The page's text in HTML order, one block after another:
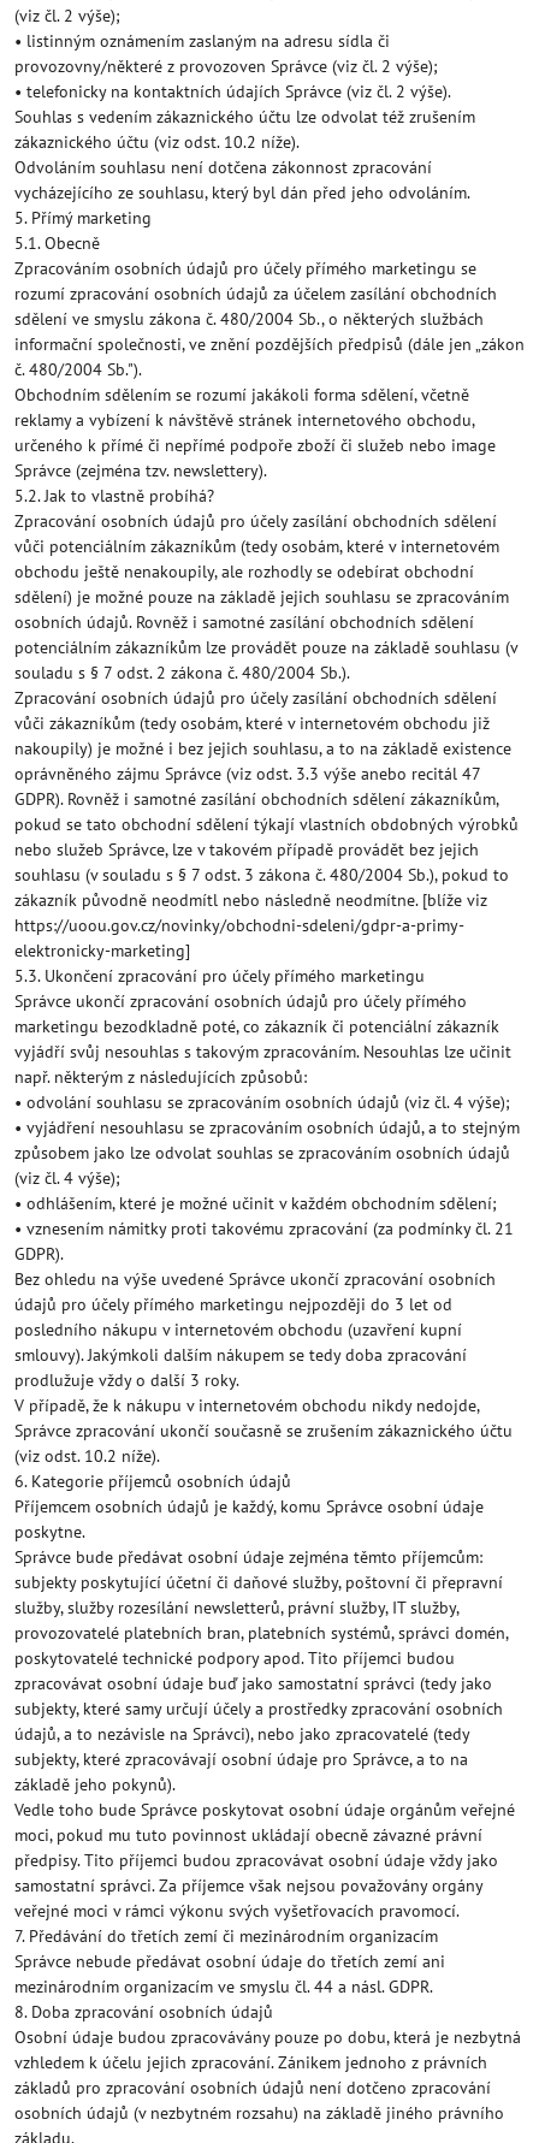
(viz čl. 2 výše);
• listinným oznámením zaslaným na adresu sídla či
provozovny/některé z provozoven Správce (viz čl. 2 výše);
• telefonicky na kontaktních údajích Správce (viz čl. 2 výše).
Souhlas s vedením zákaznického účtu lze odvolat též zrušením
zákaznického účtu (viz odst. 10.2 níže).
Odvoláním souhlasu není dotčena zákonnost zpracování
vycházejícího ze souhlasu, který byl dán před jeho odvoláním.
5. Přímý marketing
5.1. Obecně
Zpracováním osobních údajů pro účely přímého marketingu se
rozumí zpracování osobních údajů za účelem zasílání obchodních
sdělení ve smyslu zákona č. 480/2004 Sb., o některých službách
informační společnosti, ve znění pozdějších předpisů (dále jen „zákon
č. 480/2004 Sb.").
Obchodním sdělením se rozumí jakákoli forma sdělení, včetně
reklamy a vybízení k návštěvě stránek internetového obchodu,
určeného k přímé či nepřímé podpoře zboží či služeb nebo image
Správce (zejména tzv. newslettery).
5.2. Jak to vlastně probíhá?
Zpracování osobních údajů pro účely zasílání obchodních sdělení
vůči potenciálním zákazníkům (tedy osobám, které v internetovém
obchodu ještě nenakoupily, ale rozhodly se odebírat obchodní
sdělení) je možné pouze na základě jejich souhlasu se zpracováním
osobních údajů. Rovněž i samotné zasílání obchodních sdělení
potenciálním zákazníkům lze provádět pouze na základě souhlasu (v
souladu s § 7 odst. 2 zákona č. 480/2004 Sb.).
Zpracování osobních údajů pro účely zasílání obchodních sdělení
vůči zákazníkům (tedy osobám, které v internetovém obchodu již
nakoupily) je možné i bez jejich souhlasu, a to na základě existence
oprávněného zájmu Správce (viz odst. 3.3 výše anebo recitál 47
GDPR). Rovněž i samotné zasílání obchodních sdělení zákazníkům,
pokud se tato obchodní sdělení týkají vlastních obdobných výrobků
nebo služeb Správce, lze v takovém případě provádět bez jejich
souhlasu (v souladu s § 7 odst. 3 zákona č. 480/2004 Sb.), pokud to
zákazník původně neodmítl nebo následně neodmítne. [blíže viz
https://uoou.gov.cz/novinky/obchodni-sdeleni/gdpr-a-primy-
elektronicky-marketing]
5.3. Ukončení zpracování pro účely přímého marketingu
Správce ukončí zpracování osobních údajů pro účely přímého
marketingu bezodkladně poté, co zákazník či potenciální zákazník
vyjádří svůj nesouhlas s takovým zpracováním. Nesouhlas lze učinit
např. některým z následujících způsobů:
• odvolání souhlasu se zpracováním osobních údajů (viz čl. 4 výše);
• vyjádření nesouhlasu se zpracováním osobních údajů, a to stejným
způsobem jako lze odvolat souhlas se zpracováním osobních údajů
(viz čl. 4 výše);
• odhlášením, které je možné učinit v každém obchodním sdělení;
• vznesením námitky proti takovému zpracování (za podmínky čl. 21
GDPR).
Bez ohledu na výše uvedené Správce ukončí zpracování osobních
údajů pro účely přímého marketingu nejpozději do 3 let od
posledního nákupu v internetovém obchodu (uzavření kupní
smlouvy). Jakýmkoli dalším nákupem se tedy doba zpracování
prodlužuje vždy o další 3 roky.
V případě, že k nákupu v internetovém obchodu nikdy nedojde,
Správce zpracování ukončí současně se zrušením zákaznického účtu
(viz odst. 10.2 níže).
6. Kategorie příjemců osobních údajů
Příjemcem osobních údajů je každý, komu Správce osobní údaje
poskytne.
Správce bude předávat osobní údaje zejména těmto příjemcům:
subjekty poskytující účetní či daňové služby, poštovní či přepravní
služby, služby rozesílání newsletterů, právní služby, IT služby,
provozovatelé platebních bran, platebních systémů, správci domén,
poskytovatelé technické podpory apod. Tito příjemci budou
zpracovávat osobní údaje buď jako samostatní správci (tedy jako
subjekty, které samy určují účely a prostředky zpracování osobních
údajů, a to nezávisle na Správci), nebo jako zpracovatelé (tedy
subjekty, které zpracovávají osobní údaje pro Správce, a to na
základě jeho pokynů).
Vedle toho bude Správce poskytovat osobní údaje orgánům veřejné
moci, pokud mu tuto povinnost ukládají obecně závazné právní
předpisy. Tito příjemci budou zpracovávat osobní údaje vždy jako
samostatní správci. Za příjemce však nejsou považovány orgány
veřejné moci v rámci výkonu svých vyšetřovacích pravomocí.
7. Předávání do třetích zemí či mezinárodním organizacím
Správce nebude předávat osobní údaje do třetích zemí ani
mezinárodním organizacím ve smyslu čl. 44 a násl. GDPR.
8. Doba zpracování osobních údajů
Osobní údaje budou zpracovávány pouze po dobu, která je nezbytná
vzhledem k účelu jejich zpracování. Zánikem jednoho z právních
základů pro zpracování osobních údajů není dotčeno zpracování
osobních údajů (v nezbytném rozsahu) na základě jiného právního
základu.